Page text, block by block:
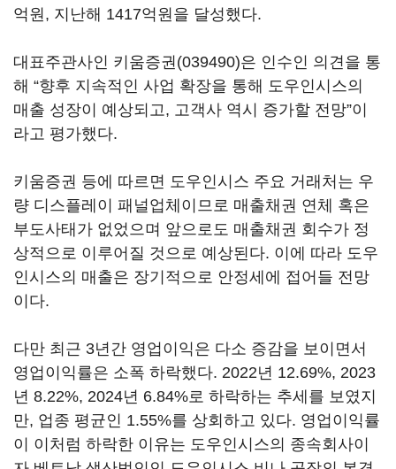
억원, 지난해 1417억원을 달성했다.
대표주관사인 키움증권(039490)은 인수인 의견을 통
해 “향후 지속적인 사업 확장을 통해 도우인시스의
매출 성장이 예상되고, 고객사 역시 증가할 전망”이
라고 평가했다.
키움증권 등에 따르면 도우인시스 주요 거래처는 우
량 디스플레이 패널업체이므로 매출채권 연체 혹은
부도사태가 없었으며 앞으로도 매출채권 회수가 정
상적으로 이루어질 것으로 예상된다. 이에 따라 도우
인시스의 매출은 장기적으로 안정세에 접어들 전망
이다.
다만 최근 3년간 영업이익은 다소 증감을 보이면서
영업이익률은 소폭 하락했다. 2022년 12.69%, 2023
년 8.22%, 2024년 6.84%로 하락하는 추세를 보였지
만, 업종 평균인 1.55%를 상회하고 있다. 영업이익률
이 이처럼 하락한 이유는 도우인시스의 종속회사이